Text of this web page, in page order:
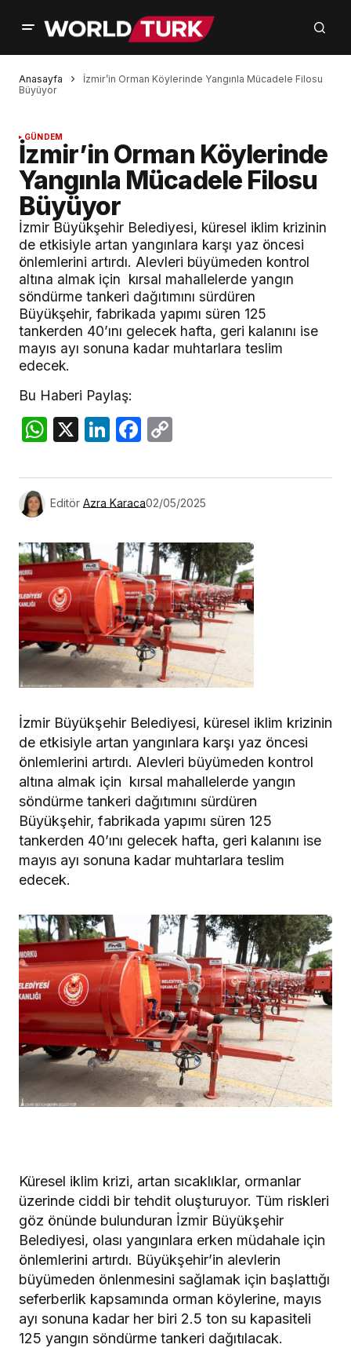
Anasayfa
İzmir’in Orman Köylerinde Yangınla Mücadele Filosu
Büyüyor
GÜNDEM
İzmir’in Orman Köylerinde
Yangınla Mücadele Filosu
Büyüyor
İzmir Büyükşehir Belediyesi, küresel iklim krizinin
de etkisiyle artan yangınlara karşı yaz öncesi
önlemlerini artırdı. Alevleri büyümeden kontrol
altına almak için kırsal mahallelerde yangın
söndürme tankeri dağıtımını sürdüren
Büyükşehir, fabrikada yapımı süren 125
tankerden 40’ını gelecek hafta, geri kalanını ise
mayıs ayı sonuna kadar muhtarlara teslim
edecek.
Bu Haberi Paylaş:
WhatsApp
X LinkedIn
Facebook
Editör Azra Karaca02/05/2025
İzmir Büyükşehir Belediyesi, küresel iklim krizinin
de etkisiyle artan yangınlara karşı yaz öncesi
önlemlerini artırdı. Alevleri büyümeden kontrol
altına almak için kırsal mahallelerde yangın
söndürme tankeri dağıtımını sürdüren
Büyükşehir, fabrikada yapımı süren 125
tankerden 40’ını gelecek hafta, geri kalanını ise
mayıs ayı sonuna kadar muhtarlara teslim
edecek.
Küresel iklim krizi, artan sıcaklıklar, ormanlar
üzerinde ciddi bir tehdit oluşturuyor. Tüm riskleri
göz önünde bulunduran İzmir Büyükşehir
Belediyesi, olası yangınlara erken müdahale için
önlemlerini artırdı. Büyükşehir’in alevlerin
büyümeden önlenmesini sağlamak için başlattığı
seferberlik kapsamında orman köylerine, mayıs
ayı sonuna kadar her biri 2.5 ton su kapasiteli
125 yangın söndürme tankeri dağıtılacak.